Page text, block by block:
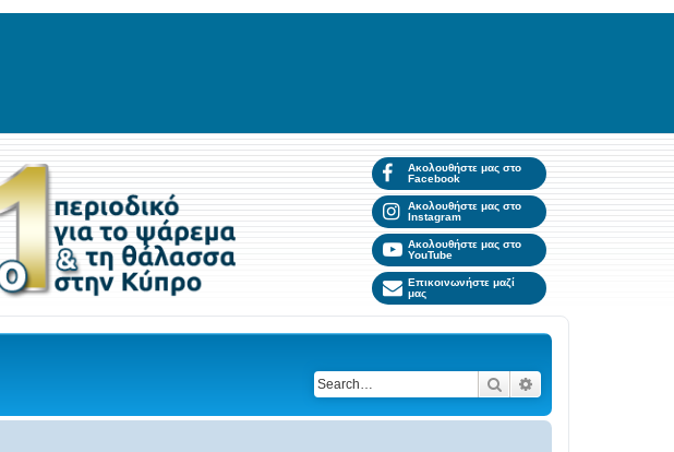
Ακολουθήστε μας στο
Facebook
Ακολουθήστε μας στο
Instagram
Ακολουθήστε μας στο
YouTube
Επικοινωνήστε μαζί
μας
Search